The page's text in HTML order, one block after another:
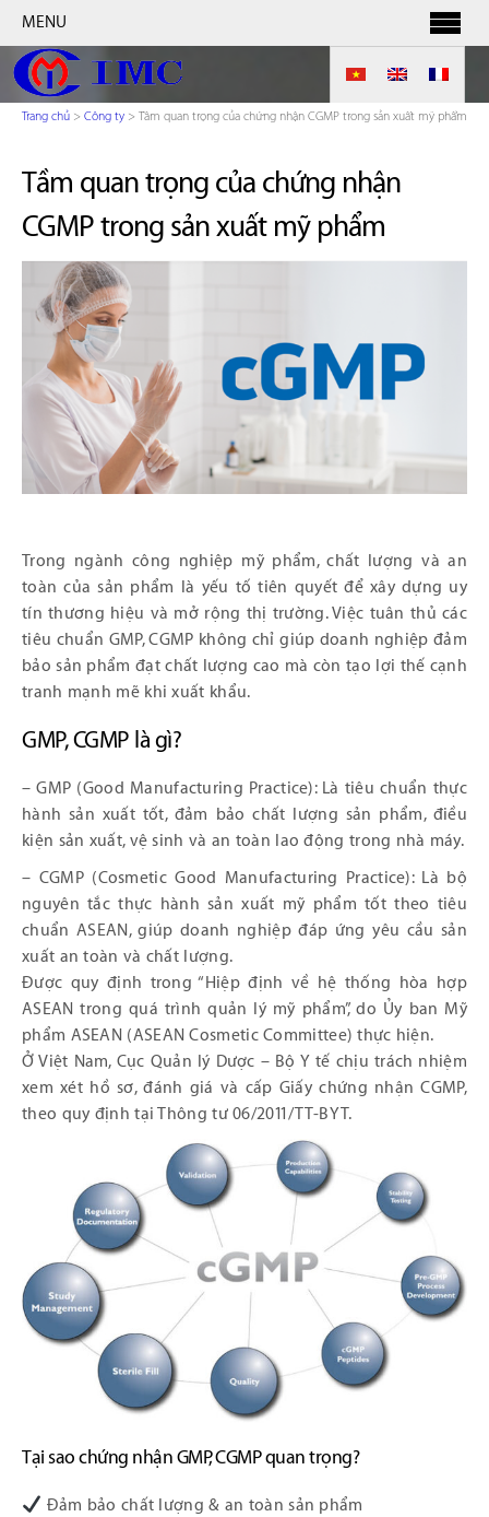
MENU
Trang chủ > Công ty > Tầm quan trọng của chứng nhận CGMP trong sản xuất mỹ phẩm
Tầm quan trọng của chứng nhận
CGMP trong sản xuất mỹ phẩm
Trong ngành công nghiệp mỹ phẩm, chất lượng và an
toàn của sản phẩm là yếu tố tiên quyết để xây dựng uy
tín thương hiệu và mở rộng thị trường. Việc tuân thủ các
tiêu chuẩn GMP, CGMP không chỉ giúp doanh nghiệp đảm
bảo sản phẩm đạt chất lượng cao mà còn tạo lợi thế cạnh
tranh mạnh mẽ khi xuất khẩu.
GMP, CGMP là gì?
– GMP (Good Manufacturing Practice): Là tiêu chuẩn thực
hành sản xuất tốt, đảm bảo chất lượng sản phẩm, điều
kiện sản xuất, vệ sinh và an toàn lao động trong nhà máy.
– CGMP (Cosmetic Good Manufacturing Practice): Là bộ
nguyên tắc thực hành sản xuất mỹ phẩm tốt theo tiêu
chuẩn ASEAN, giúp doanh nghiệp đáp ứng yêu cầu sản
xuất an toàn và chất lượng​.
Được quy định trong “Hiệp định về hệ thống hòa hợp
ASEAN trong quá trình quản lý mỹ phẩm”, do Ủy ban Mỹ
phẩm ASEAN (ASEAN Cosmetic Committee) thực hiện.
Ở Việt Nam, Cục Quản lý Dược – Bộ Y tế chịu trách nhiệm
xem xét hồ sơ, đánh giá và cấp Giấy chứng nhận CGMP,
theo quy định tại Thông tư 06/2011/TT-BYT.
Tại sao chứng nhận GMP, CGMP quan trọng?
Đảm bảo chất lượng & an toàn sản phẩm